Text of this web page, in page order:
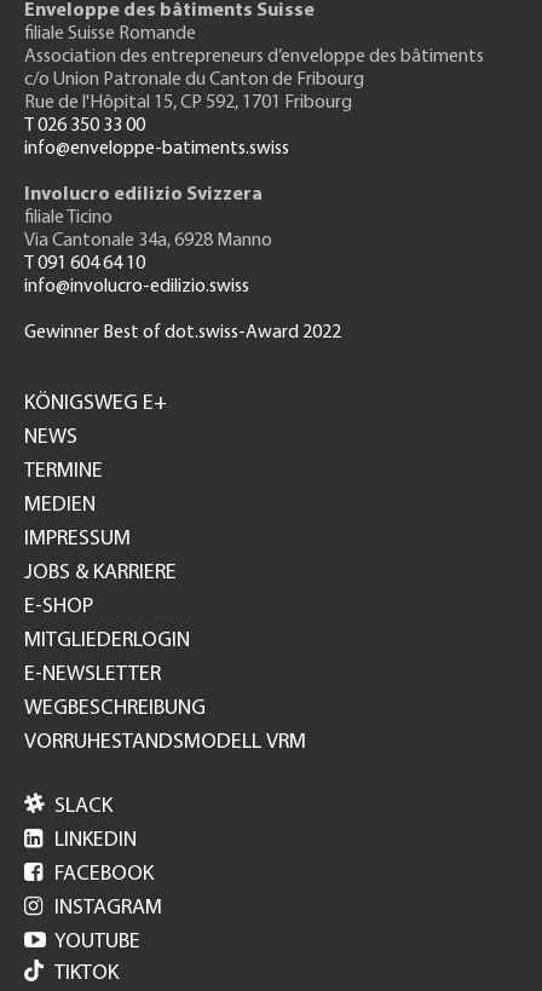
Enveloppe des bâtiments Suisse
filiale Suisse Romande
Association des entrepreneurs d’enveloppe des bâtiments
c/o Union Patronale du Canton de Fribourg
Rue de l'Hôpital 15, CP 592, 1701 Fribourg
T 026 350 33 00
info@enveloppe-batiments.swiss
Involucro edilizio Svizzera
filiale Ticino
Via Cantonale 34a, 6928 Manno
T 091 604 64 10
info@involucro-edilizio.swiss
Gewinner Best of dot.swiss-Award 2022
GH
KÖNIGSWEG E+
NEWS
TERMINE
MEDIEN
IMPRESSUM
JOBS & KARRIERE
E-SHOP
MITGLIEDERLOGIN
E-NEWSLETTER
WEGBESCHREIBUNG
VORRUHESTANDSMODELL VRM
 SLACK
 LINKEDIN
 FACEBOOK
 INSTAGRAM
 YOUTUBE
TIKTOK